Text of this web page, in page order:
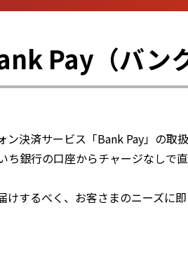
Pay（バン
決済サービス「Bank Pay」の取
ち銀行の口座からチャージなし
するべく、お客さまのニーズに